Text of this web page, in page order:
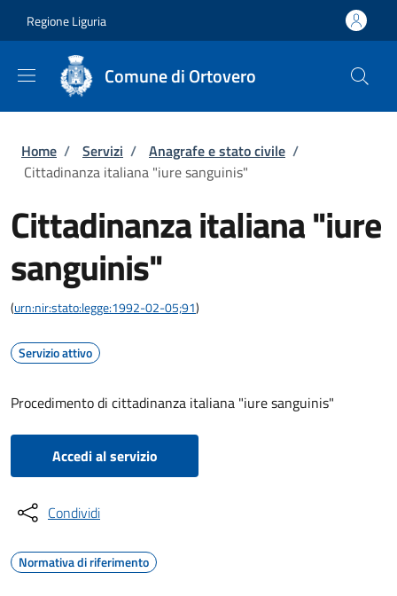
Regione Liguria
Comune di Ortovero
Briciole di pane
Home / Servizi / Anagrafe e stato civile /
Cittadinanza italiana "iure sanguinis"
Cittadinanza italiana "iure
sanguinis"
(urn:nir:stato:legge:1992-02-05;91)
Servizio attivo
Procedimento di cittadinanza italiana "iure sanguinis"
Accedi al servizio
Condividi
Normativa di riferimento